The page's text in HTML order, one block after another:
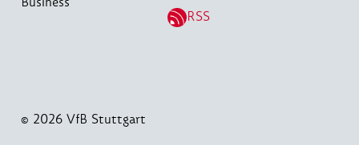
RSS
© 2026 VfB Stuttgart